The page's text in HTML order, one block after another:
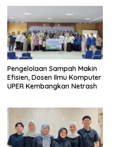
Pengelolaan Sampah Makin
Efisien, Dosen Ilmu Komputer
UPER Kembangkan Netrash